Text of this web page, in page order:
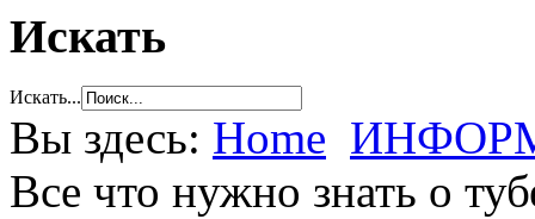
Искать
Искать...
Вы здесь: Home
Все что нужно знать о